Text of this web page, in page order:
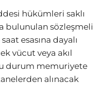
hükümleri saklı
bulunulan sözleşmeli
esasına dayalı
vücut veya akıl
durum memuriyete
alınacak